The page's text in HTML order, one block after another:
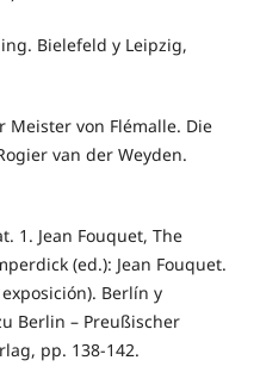
Bielefeld y Leipzig,
Meister von Flémalle. Die
van der Weyden.
1. Jean Fouquet, The
(ed.): Jean Fouquet.
Berlín y
Berlin – Preußischer
pp. 138-142.